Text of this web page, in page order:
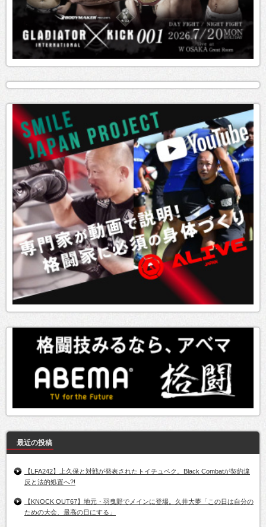
最近の投稿
【LFA242】上久保と対戦が発表されたトイチュベク。Black Combatが契約違
反と法的処置へ?!
【KNOCK OUT67】地元・羽曳野でメインに登場。久井大夢「この日は自分の
ための大会、最高の日にする」